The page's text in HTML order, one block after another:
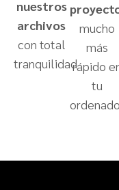
nuestros
archivos
con total
tranquilidad
mucho
más
rápido
tu